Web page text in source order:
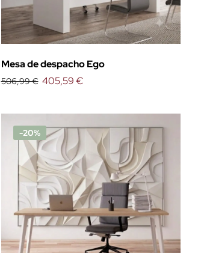
Mesa de despacho Ego
506,99 € 405,59 €
-20%